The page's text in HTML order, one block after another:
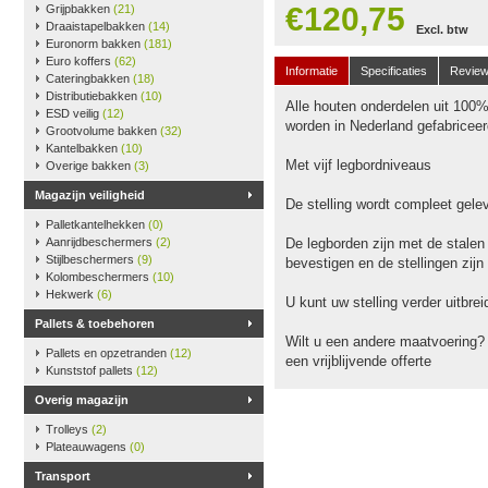
Grijpbakken (21)
Draaistapelbakken (14)
Euronorm bakken (181)
Euro koffers (62)
Cateringbakken (18)
Distributiebakken (10)
ESD veilig (12)
Grootvolume bakken (32)
Kantelbakken (10)
Overige bakken (3)
Magazijn veiligheid
Palletkantelhekken (0)
Aanrijdbeschermers (2)
Stijlbeschermers (9)
Kolombeschermers (10)
Hekwerk (6)
Pallets & toebehoren
Pallets en opzetranden (12)
Kunststof pallets (12)
Overig magazijn
Trolleys (2)
Plateauwagens (0)
Transport
€120,75 Excl. btw
Informatie Specificaties
Alle houten onderdelen uit
worden in Nederland
Met vijf legbordniveaus
De stelling wordt compleet
De legborden zijn met de
bevestigen en de stellingen
U kunt uw stelling verder
Wilt u een andere
een vrijblijvende offerte